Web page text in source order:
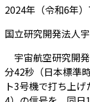
2024年（令和6年
国立研究開発法人
宇宙航空研究開
分42秒（日本標準
ト3号機で打ち上